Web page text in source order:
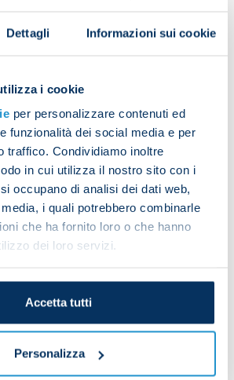
Dettagli Informazioni sui cookie
i cookie
per personalizzare contenuti ed
funzionalità dei social media e per
traffico. Condividiamo inoltre
in cui utilizza il nostro sito con i
occupano di analisi dei dati web,
i quali potrebbero combinarle
che ha fornito loro o che hanno
dei loro servizi.
Accetta tutti
Personalizza
Maradona in Serie A Week 18.
against Samp on Sunday took
session in the gym.
of the squad trained on pitch
activations, carrying out
drills and taking part in a
with your friends and support the